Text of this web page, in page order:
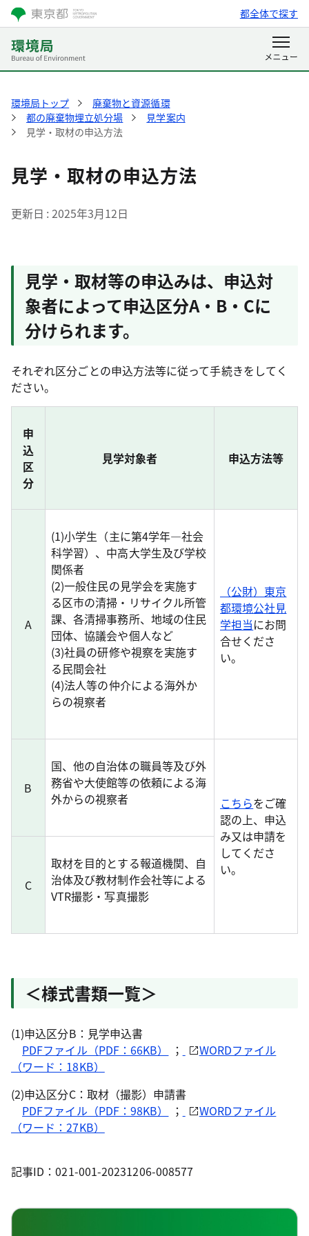
都全体で探す
環境局トップ
廃棄物と資源循環
都の廃棄物埋立処分場
見学案内
見学・取材の申込方法
見学・取材の申込方法
更新日 2025年3月12日
見学・取材等の申込みは、申込対
象者によって申込区分A・B・Cに
分けられます。
それぞれ区分ごとの申込方法等に従って手続きをしてく
ださい。
申
込
区
分
見学対象者 申込方法等
A
(1)小学生（主に第4学年―社会
科学習）、中高大学生及び学校
関係者
(2)一般住民の見学会を実施す
る区市の清掃・リサイクル所管
課、各清掃事務所、地域の住民
団体、協議会や個人など
(3)社員の研修や視察を実施す
る民間会社
(4)法人等の仲介による海外か
らの視察者
（公財）東京
都環境公社見
学担当にお問
合せくださ
い。
B
国、他の自治体の職員等及び外
務省や大使館等の依頼による海
外からの視察者
こちらをご確
認の上、申込
み又は申請を
してくださ
い。
C
取材を目的とする報道機関、自
治体及び教材制作会社等による
VTR撮影・写真撮影
＜様式書類一覧＞
(1)申込区分B：見学申込書
PDFファイル（PDF：66KB）
；
WORDファイル
（ワード：18KB）
(2)申込区分C：取材（撮影）申請書
PDFファイル（PDF：98KB）
；
WORDファイル
（ワード：27KB）
記事ID：021-001-20231206-008577